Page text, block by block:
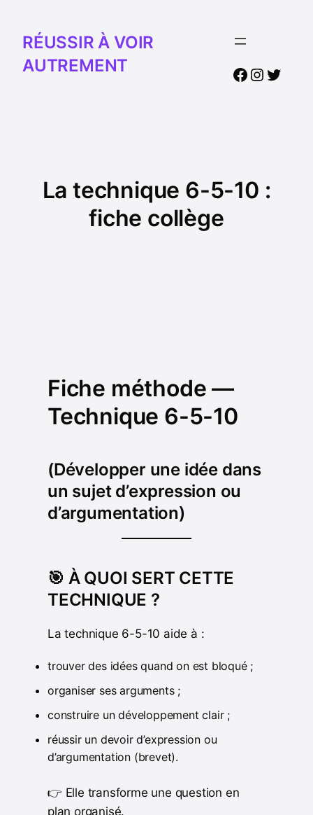
RÉUSSIR À VOIR
AUTREMENT
Facebook
La technique 6-5-10 :
fiche collège
Fiche méthode —
Technique 6-5-10
(Développer une idée dans
un sujet d’expression ou
d’argumentation)
🎯 À QUOI SERT CETTE
TECHNIQUE ?
La technique 6-5-10 aide à :
trouver des idées quand on est bloqué ;
organiser ses arguments ;
construire un développement clair ;
réussir un devoir d’expression ou
d’argumentation (brevet).
👉 Elle transforme une question en
plan organisé.